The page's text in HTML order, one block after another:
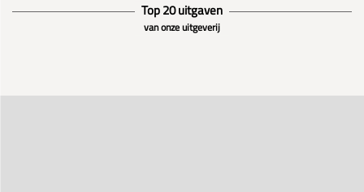
Top 20 uitgaven
van onze uitgeverij